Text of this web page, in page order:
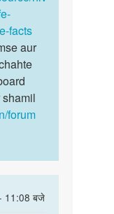
facts
aur
shamil
forum
11:08 बजे